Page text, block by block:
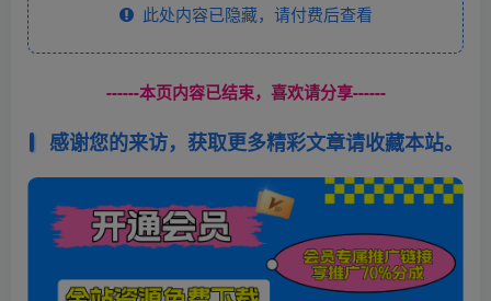
此处内容已隐藏，请付费后查看
------本页内容已结束，喜欢请分享------
感谢您的来访，获取更多精彩文章请收藏本站。